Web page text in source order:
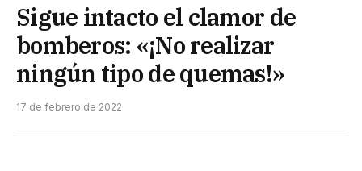
Sigue intacto el clamor de
bomberos: «¡No realizar
ningún tipo de quemas!»
17 de febrero de 2022